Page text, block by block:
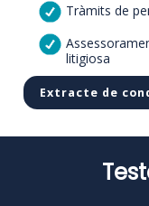
Tràmits de
litigiosa
Extracte de